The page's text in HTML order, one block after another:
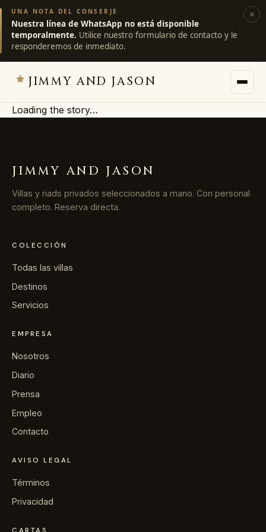
UNA NOTA DEL CONSERJE
Nuestra línea de WhatsApp no está disponible
temporalmente. Utilice nuestro formulario de contacto y le
responderemos de inmediato.
×
JIMMY AND JASON
Villas
Destinos
Servicios
Diario
Prensa
Contacto
Escribir a la conserjería por WhatsApp
Loading the story…
JIMMY AND JASON
Villas y riads privados seleccionados a mano. Con personal
completo. Reserva directa.
COLECCIÓN
Todas las villas
Destinos
Servicios
EMPRESA
Nosotros
Diario
Prensa
Empleo
Contacto
AVISO LEGAL
Términos
Privacidad